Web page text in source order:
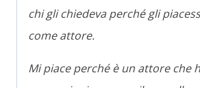
chi gli chiedeva perché gli
come attore.
Mi piace perché è un attore che